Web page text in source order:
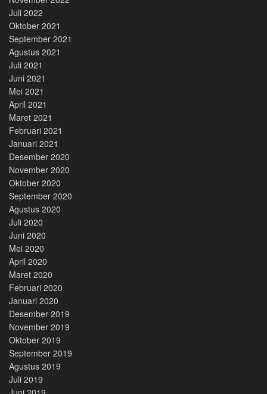
Juli 2022
Oktober 2021
September 2021
Agustus 2021
Juli 2021
Juni 2021
Mei 2021
April 2021
Maret 2021
Februari 2021
Januari 2021
Desember 2020
November 2020
Oktober 2020
September 2020
Agustus 2020
Juli 2020
Juni 2020
Mei 2020
April 2020
Maret 2020
Februari 2020
Januari 2020
Desember 2019
November 2019
Oktober 2019
September 2019
Agustus 2019
Juli 2019